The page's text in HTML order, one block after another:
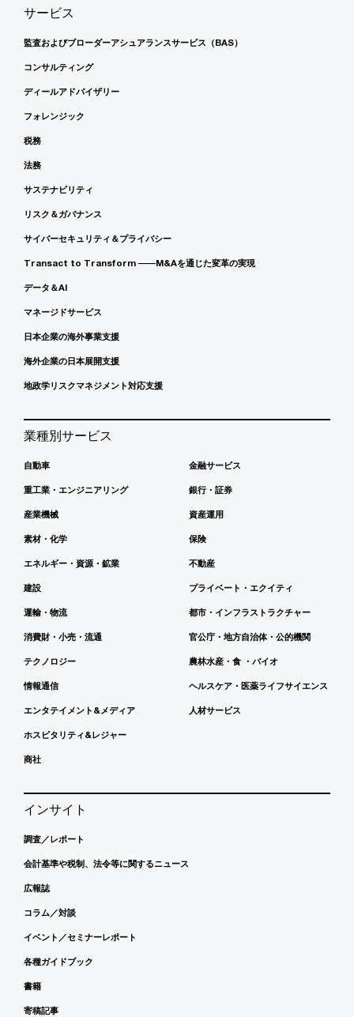
サービス
監査およびブローダーアシュアランスサービス（BAS）
コンサルティング
ディールアドバイザリー
フォレンジック
税務
法務
サステナビリティ
リスク＆ガバナンス
サイバーセキュリティ＆プライバシー
Transact to Transform ――M&Aを通じた変革の実現
データ＆AI
マネージドサービス
日本企業の海外事業支援
海外企業の日本展開支援
地政学リスクマネジメント対応支援
業種別サービス
自動車
重工業・エンジニアリング
産業機械
素材・化学
エネルギー・資源・鉱業
建設
運輸・物流
消費財・小売・流通
テクノロジー
情報通信
エンタテイメント&メディア
ホスピタリティ&レジャー
商社
金融サービス
銀行・証券
資産運用
保険
不動産
プライベート・エクイティ
都市・インフラストラクチャー
官公庁・地方自治体・公的機関
農林水産・食 ・バイオ
ヘルスケア・医薬ライフサイエンス
人材サービス
インサイト
調査／レポート
会計基準や税制、法令等に関するニュース
広報誌
コラム／対談
イベント／セミナーレポート
各種ガイドブック
書籍
寄稿記事